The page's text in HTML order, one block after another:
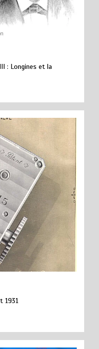
: Longines et la
1931